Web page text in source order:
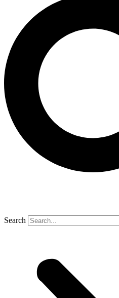
Search